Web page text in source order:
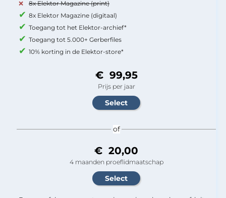
8x Elektor Magazine (print)
8x Elektor Magazine (digitaal)
Toegang tot het Elektor-archief*
Toegang tot 5.000+ Gerberfiles
10% korting in de Elektor-store*
€ 99,95
Prijs per jaar
of
€ 20,00
4 maanden proeflidmaatschap